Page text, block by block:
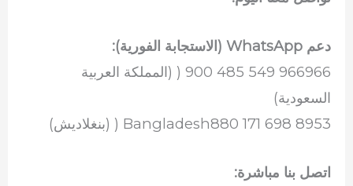
دعم WhatsApp (الاستجابة الفورية):
966966 549 485 900 ( (المملكة العربية
السعودية)
Bangladesh880 171 698 8953 ( (بنغلاديش)
اتصل بنا مباشرة: